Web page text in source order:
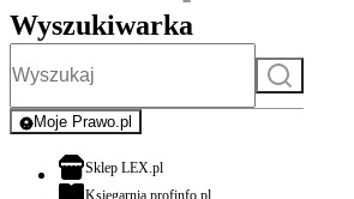
Wyszukiwarka
Szukaj
Moje Prawo.pl
- rejestracja i logowanie do serwisu
Sklep LEX.plotwiera się w nowej karcie
Księgarnia profinfo.plotwiera się w nowej karcie